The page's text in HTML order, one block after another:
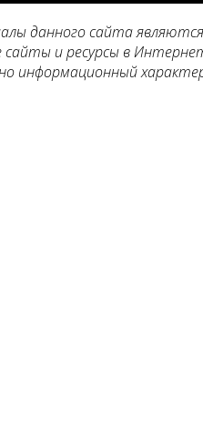
данного сайта
сайты и ресурсы в
информационный